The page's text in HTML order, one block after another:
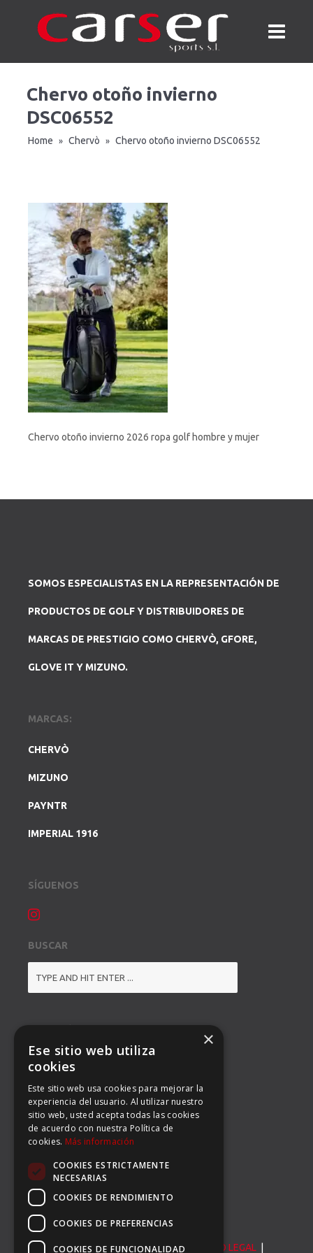
Chervo otoño invierno
DSC06552
Home » Chervò » Chervo otoño invierno DSC06552
Chervo otoño invierno 2026 ropa golf hombre y mujer
SOMOS ESPECIALISTAS EN LA REPRESENTACIÓN DE
PRODUCTOS DE GOLF Y DISTRIBUIDORES DE
MARCAS DE PRESTIGIO COMO CHERVÒ, GFORE,
GLOVE IT Y MIZUNO.
MARCAS:
CHERVÒ
MIZUNO
PAYNTR
IMPERIAL 1916
SÍGUENOS
BUSCAR
BALMES 92, 3º 1ª B
08008 BARCELONA
TEL: (34) 93 363 53 97
FAX: (34) 93 396 90 14
EMAIL:INFO@CARSERSPORTS.COM
© Carser Sports S.L. All Rights Reserved. | AVISO LEGAL
×
Ese sitio web utiliza
cookies
Este sitio web usa cookies para mejorar la
experiencia del usuario. Al utilizar nuestro
sitio web, usted acepta todas las cookies
de acuerdo con nuestra Política de
cookies. Más información
COOKIES ESTRICTAMENTE
NECESARIAS
COOKIES DE RENDIMIENTO
COOKIES DE PREFERENCIAS
COOKIES DE FUNCIONALIDAD